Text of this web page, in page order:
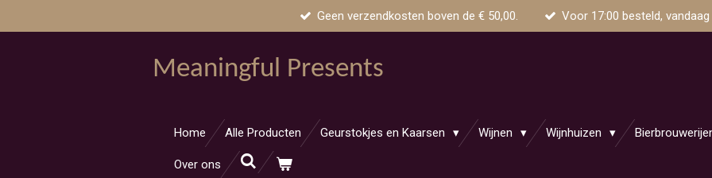
Geen verzendkosten boven de € 50,00. Voor 17:00 besteld,
Meaningful Presents
Home Alle Producten Geurstokjes en Kaarsen Wijnen Wijnhuizen
Over ons